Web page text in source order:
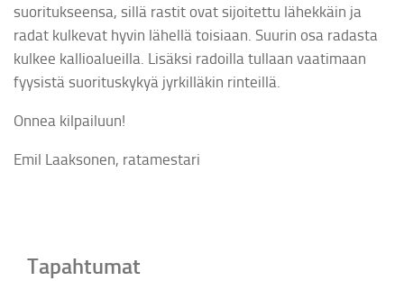
suoritukseensa, sillä rastit ovat sijoitettu lähekkäin ja
radat kulkevat hyvin lähellä toisiaan. Suurin osa radasta
kulkee kallioalueilla. Lisäksi radoilla tullaan vaatimaan
fyysistä suorituskykyä jyrkilläkin rinteillä.
Onnea kilpailuun!
Emil Laaksonen, ratamestari
Tapahtumat